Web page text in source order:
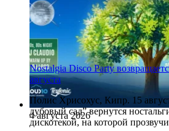
4 августа 2026
Nostalgia Disco Party
августа
Полис Хрисохус, Кипр. 15
дубовый сад” вернутся
дискотекой, на которой